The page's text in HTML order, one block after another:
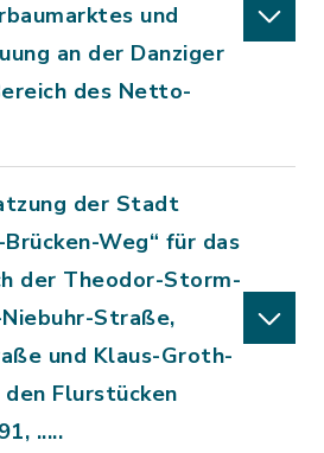
und
an der Danziger
des Netto-
der Stadt
Weg“ für das
der Theodor-Storm-
Straße,
und Klaus-Groth-
Flurstücken
.....